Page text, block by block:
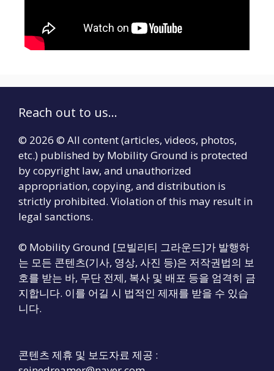
Reach out to us...
© 2026 © All content (articles, videos, photos,
etc.) published by Mobility Ground is protected
by copyright law, and unauthorized
appropriation, copying, and distribution is
strictly prohibited. Violation of this may result in
legal sanctions.
© Mobility Ground [모빌리티 그라운드]가 발행하
는 모든 콘텐츠(기사, 영상, 사진 등)은 저작권법의 보
호를 받는 바, 무단 전제, 복사 및 배포 등을 엄격히 금
지합니다. 이를 어길 시 법적인 제재를 받을 수 있습
니다.
콘텐츠 제휴 및 보도자료 제공 :